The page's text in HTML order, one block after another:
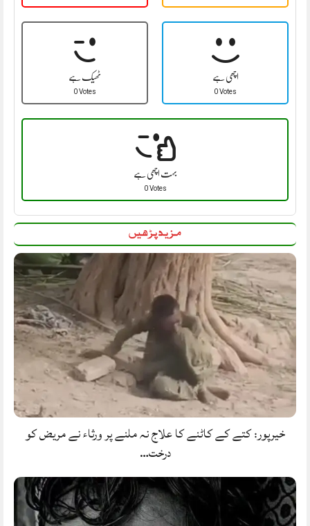
ٹھیک ہے
0 Votes
اچھی ہے
0 Votes
بہت اچھی ہے
0 Votes
مزید پڑھیں
خیرپور: کتے کے کاٹنے کا علاج نہ ملنے پر ورثاء نے مریض کو
درخت…